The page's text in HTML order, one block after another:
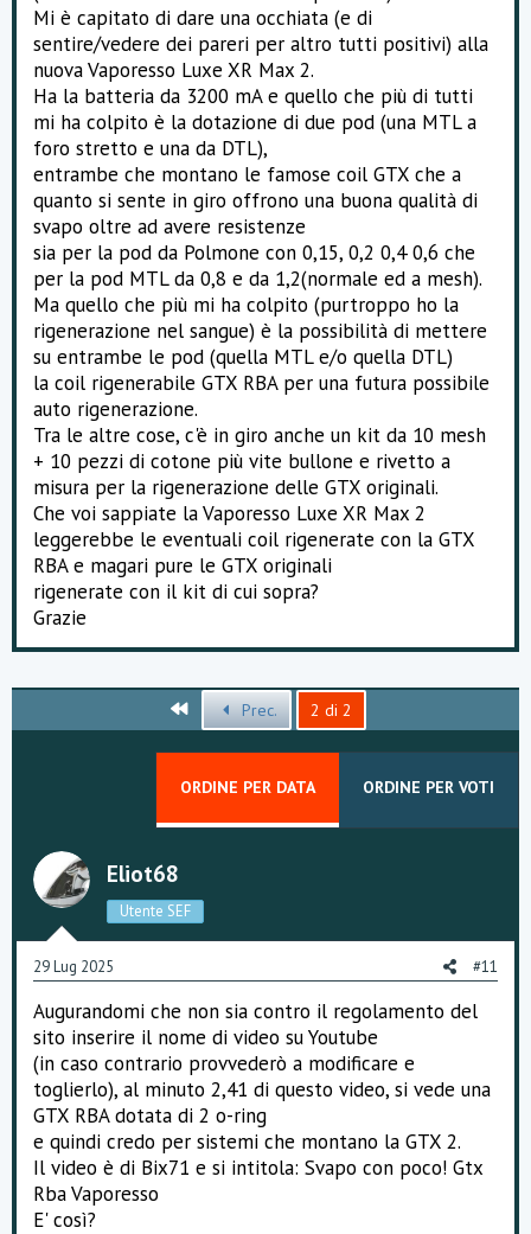
Mi è capitato di dare una occhiata (e di
sentire/vedere dei pareri per altro tutti positivi) alla
nuova Vaporesso Luxe XR Max 2.
Ha la batteria da 3200 mA e quello che più di tutti
mi ha colpito è la dotazione di due pod (una MTL a
foro stretto e una da DTL),
entrambe che montano le famose coil GTX che a
quanto si sente in giro offrono una buona qualità di
svapo oltre ad avere resistenze
sia per la pod da Polmone con 0,15, 0,2 0,4 0,6 che
per la pod MTL da 0,8 e da 1,2(normale ed a mesh).
Ma quello che più mi ha colpito (purtroppo ho la
rigenerazione nel sangue) è la possibilità di mettere
su entrambe le pod (quella MTL e/o quella DTL)
la coil rigenerabile GTX RBA per una futura possibile
auto rigenerazione.
Tra le altre cose, c'è in giro anche un kit da 10 mesh
+ 10 pezzi di cotone più vite bullone e rivetto a
misura per la rigenerazione delle GTX originali.
Che voi sappiate la Vaporesso Luxe XR Max 2
leggerebbe le eventuali coil rigenerate con la GTX
RBA e magari pure le GTX originali
rigenerate con il kit di cui sopra?
Grazie
Primo Prec. 2 di 2
ORDINE PER DATA ORDINE PER VOTI
Eliot68
Utente SEF
29 Lug 2025 #11
Augurandomi che non sia contro il regolamento del
sito inserire il nome di video su Youtube
(in caso contrario provvederò a modificare e
toglierlo), al minuto 2,41 di questo video, si vede una
GTX RBA dotata di 2 o-ring
e quindi credo per sistemi che montano la GTX 2.
Il video è di Bix71 e si intitola: Svapo con poco! Gtx
Rba Vaporesso
E' così?